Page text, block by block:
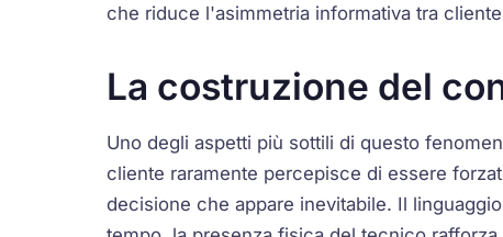
che riduce l'asimmetria informativa tra
La costruzione del
Uno degli aspetti più sottili di questo
cliente raramente percepisce di essere
decisione che appare inevitabile. Il